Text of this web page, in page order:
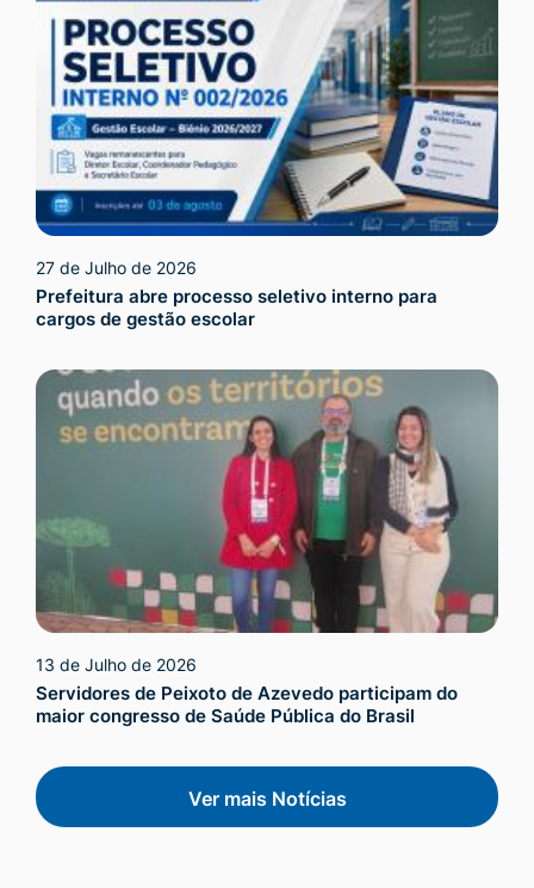
27 de Julho de 2026
Prefeitura abre processo seletivo interno para
cargos de gestão escolar
13 de Julho de 2026
Servidores de Peixoto de Azevedo participam do
maior congresso de Saúde Pública do Brasil
Ver mais Notícias